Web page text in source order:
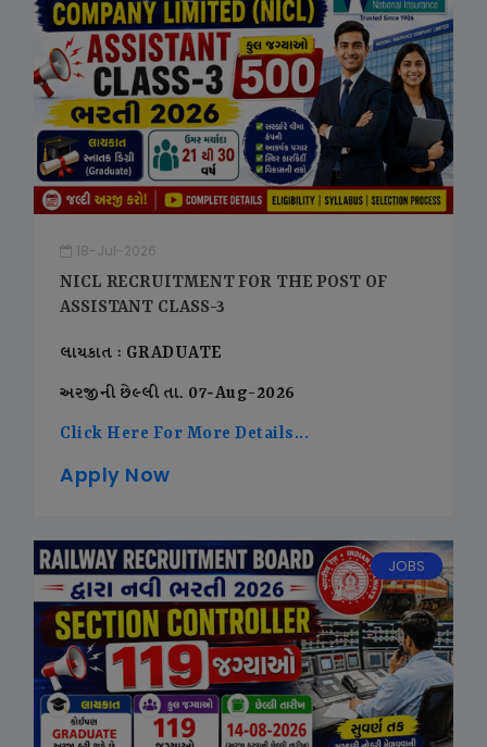
18-Jul-2026
NICL RECRUITMENT FOR THE POST OF
ASSISTANT CLASS-3
લાયકાત : GRADUATE
અરજીની છેલ્લી તા. 07-Aug-2026
Click Here For More Details...
Apply Now
JOBS